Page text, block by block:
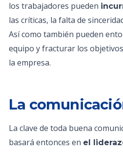
los trabajadores pueden
las críticas, la falta de
Así como también pueden
equipo y fracturar los
la empresa.
La
La clave de toda buena
basará entonces en el